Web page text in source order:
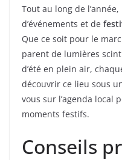
Tout au long de
d’événements et de
Que ce soit pour le
parent de lumières
d’été en plein air,
découvrir ce lieu sous
vous sur l’agenda local
moments festifs.
Conseils